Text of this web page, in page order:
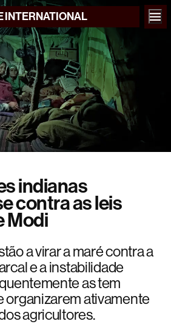
INTERNATIONAL
indianas
contra as leis
Modi
a virar a maré contra a
e a instabilidade
as tem
organizarem ativamente
agricultores.